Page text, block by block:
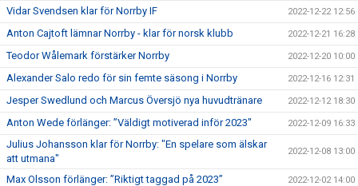
Vidar Svendsen klar för Norrby IF 2022-12-22 12:56
Anton Cajtoft lämnar Norrby - klar för norsk klubb 2022-12-21 16:28
Teodor Wålemark förstärker Norrby 2022-12-20 10:00
Alexander Salo redo för sin femte säsong i Norrby 2022-12-16 12:31
Jesper Swedlund och Marcus Översjö nya huvudtränare 2022-12-12 18:30
Anton Wede förlänger: ”Väldigt motiverad inför 2023" 2022-12-09 16:33
Julius Johansson klar för Norrby: "En spelare som älskar
att utmana"
2022-12-08 13:00
Max Olsson förlänger: ”Riktigt taggad på 2023” 2022-12-02 14:00